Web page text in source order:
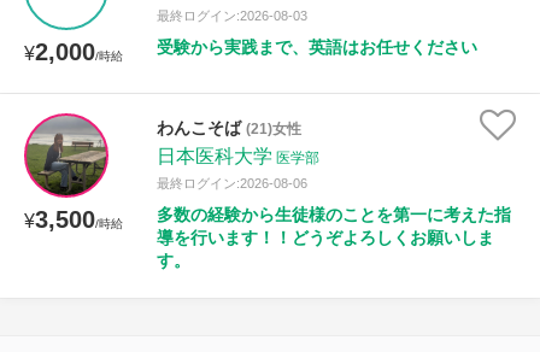
¥2,000/時給
最終ログイン:2026-08-03
受験から実践まで、英語はお任せください
¥3,500/時給
わんこそば (21)女性
日本医科大学 医学部
最終ログイン:2026-08-06
多数の経験から生徒様のことを第一に考えた指
導を行います！！どうぞよろしくお願いしま
す。